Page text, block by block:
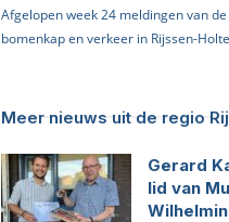
Afgelopen week 24 meldingen van
bomenkap en verkeer in Rijssen-
Meer nieuws uit de regio
Gerard
lid van